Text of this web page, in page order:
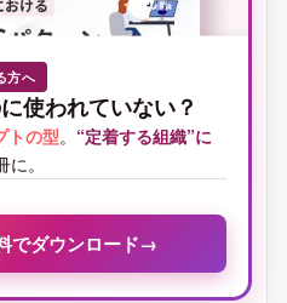
方へ
使われていない？
トの型。 “定着する組織”に
。
でダウンロード→